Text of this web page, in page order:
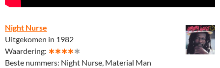
Night Nurse
Uitgekomen in 1982
Waardering: ∗∗∗∗∗
Beste nummers: Night Nurse, Material Man